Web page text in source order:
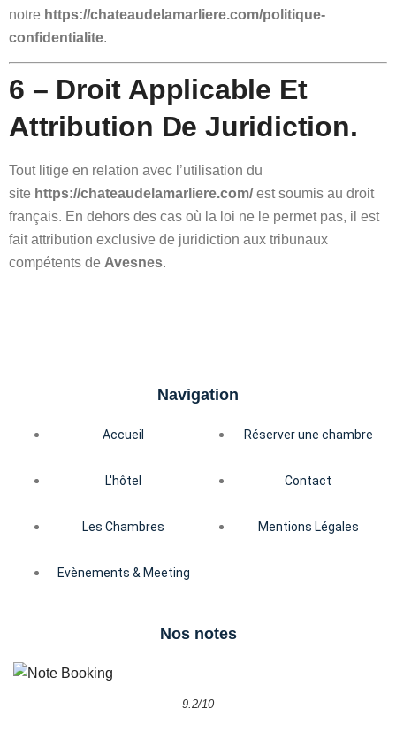
notre https://chateaudelamarliere.com/politique-
confidentialite.
6 – Droit Applicable Et
Attribution De Juridiction.
Tout litige en relation avec l’utilisation du
site https://chateaudelamarliere.com/est soumis au droit
français. En dehors des cas où la loi ne le permet pas, il est
fait attribution exclusive de juridiction aux tribunaux
compétents de Avesnes.
Navigation
Accueil
L'hôtel
Les Chambres
Evènements & Meeting
Réserver une chambre
Contact
Mentions Légales
Nos notes
9.2/10